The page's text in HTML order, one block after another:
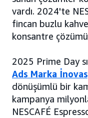
vardı. 2024'te
fincan buzlu
konsantre
2025 Prime Day
Ads Marka
dönüşümlü bir
kampanya
NESCAFÉ